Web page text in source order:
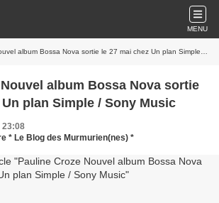
MENU
album Bossa Nova sortie le 27 mai chez Un plan Simple / Sony Music
Un plan Simple / Sony Music
23:08
* Le Blog des Murmurien(nes) *